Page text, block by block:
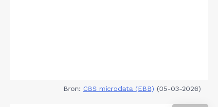
Bron: CBS microdata (EBB) (05-03-2026)